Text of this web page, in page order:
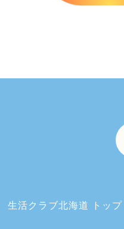
生活クラブ北海道 トップ